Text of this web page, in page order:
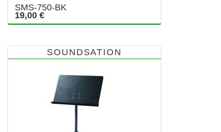
SMS-750-BK
19,00 €
SOUNDSATION